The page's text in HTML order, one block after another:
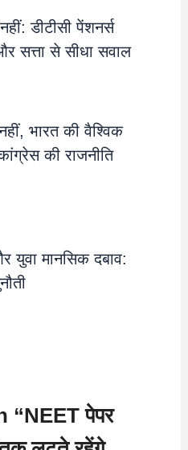
डीटीसी पेंशनर्स
सत्ता से सीधा सवाल
भारत की वैश्विक
की राजनीति
युवा मानसिक दबाव:
पेपर